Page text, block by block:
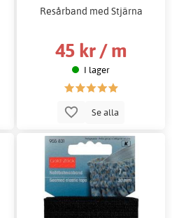
Resårband med Stjärna
45 kr / m
I lager
Se alla